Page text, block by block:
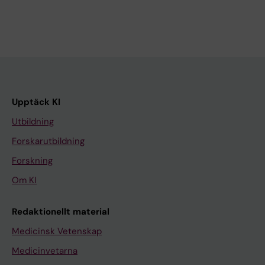
Upptäck KI
Utbildning
Forskarutbildning
Forskning
Om KI
Redaktionellt material
Medicinsk Vetenskap
Medicinvetarna